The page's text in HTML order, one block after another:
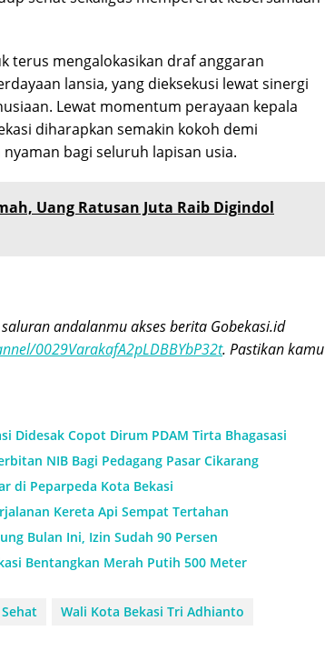
terus mengalokasikan draf anggaran
lansia, yang dieksekusi lewat sinergi
Lewat momentum perayaan kepala
diharapkan semakin kokoh demi
bagi seluruh lapisan usia.
Uang Ratusan Juta Raib Digindol
andalanmu akses berita Gobekasi.id
0029VarakafA2pLDBBYbP32t. Pastikan kamu
Didesak Copot Dirum PDAM Tirta Bhagasasi
NIB Bagi Pedagang Pasar Cikarang
di Peparpeda Kota Bekasi
Kereta Api Sempat Tertahan
Bulan Ini, Izin Sudah 90 Persen
Bentangkan Merah Putih 500 Meter
Wali Kota Bekasi Tri Adhianto